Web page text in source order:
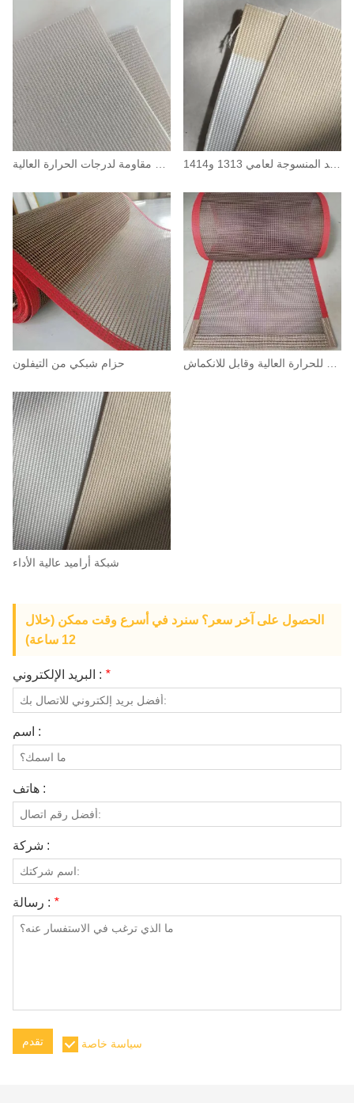
حزام شبكي من التيفلون
شبكة أراميد عالية الأداء
الحصول على آخر سعر؟ سنرد في أسرع وقت ممكن (خلال
12 ساعة)
البريد الإلكتروني : *
اسم :
هاتف :
شركة :
رسالة : *
تقدم سياسة خاصة